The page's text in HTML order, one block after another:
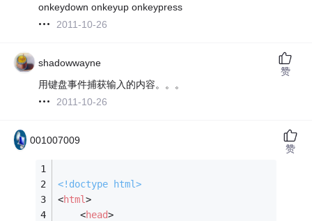
onkeydown onkeyup onkeypress
2011-10-26
shadowwayne
用键盘事件捕获输入的内容。。。
2011-10-26
赞
001007009
<!doctype html>
<html>
<head>
赞